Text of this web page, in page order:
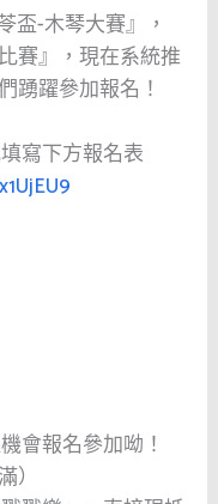
盃-木琴大賽』，
賽』，現在系統推
踴躍參加報名！
寫下方報名表
會報名參加呦！